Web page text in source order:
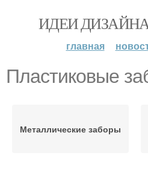
ИДЕИ
главная
Пластиковые
Металлические заборы